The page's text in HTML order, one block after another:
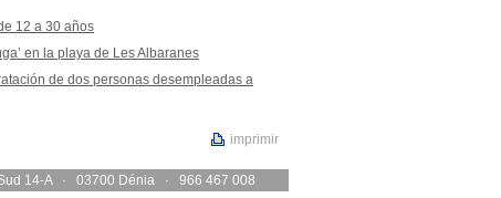
12 a 30 años
en la playa de Les Albaranes
de dos personas desempleadas a
imprimir
14-A · 03700 Dénia · 966 467 008